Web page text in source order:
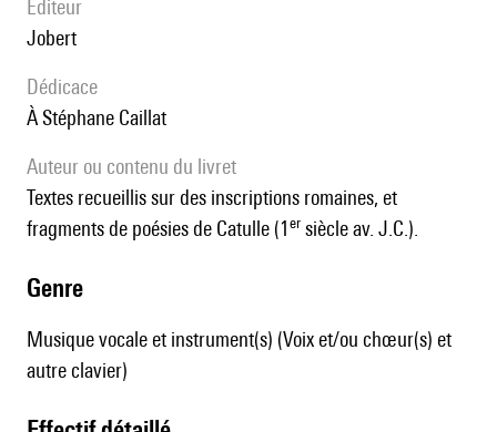
éditeur
Jobert
Dédicace
à Stéphane Caillat
Auteur ou contenu du livret
Textes recueillis sur des inscriptions romaines, et
fragments de poésies de Catulle (1er siècle av. J.C.).
genre
Musique vocale et instrument(s) (Voix et/ou chœur(s) et
autre clavier)